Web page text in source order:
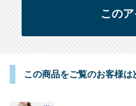
この商品をご覧のお客様は